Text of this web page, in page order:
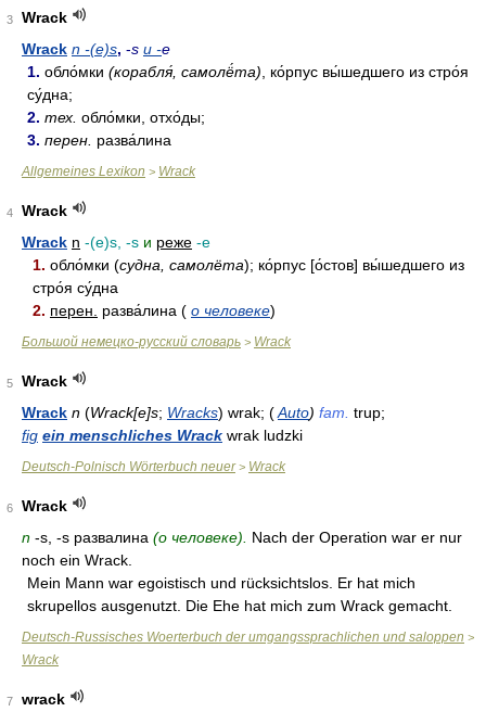
3
Wrack
Wrack n -(e)s, -s и -e
1. обло́мки (корабля́, самолё́та) , ко́рпус вы́шедшего из стро́я
су́дна;
2. тех. обло́мки, отхо́ды;
3. перен. разва́лина
Allgemeines Lexikon > Wrack
4
Wrack
Wrack n -(e)s, -s и реже -e
1. обло́мки (судна, самолёта); ко́рпус [о́стов] вы́шедшего из
стро́я су́дна
2. перен. разва́лина ( о человеке)
Большой немецко-русский словарь > Wrack
5
Wrack
Wrack n (Wrack[e]s; Wracks) wrak; (Auto) fam. trup;
fig ein menschliches Wrack wrak ludzki
Deutsch-Polnisch Wörterbuch neuer> Wrack
6
Wrack
n -s, -s развалина (о человеке).
Nach der Operation war er nur
noch ein Wrack.
Mein Mann war egoistisch und rücksichtslos. Er hat mich
skrupellos ausgenutzt. Die Ehe hat mich zum Wrack gemacht.
Deutsch-Russisches Woerterbuch der umgangssprachlichen und saloppen >
Wrack
7
wrack